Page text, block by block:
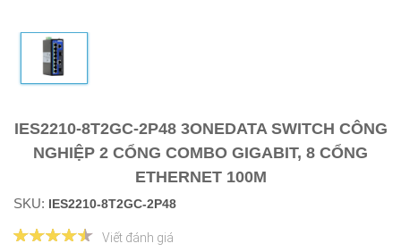
IES2210-8T2GC-2P48 3ONEDATA SWITCH CÔNG
NGHIỆP 2 CỔNG COMBO GIGABIT, 8 CỔNG
ETHERNET 100M
SKU: IES2210-8T2GC-2P48
Viết đánh giá